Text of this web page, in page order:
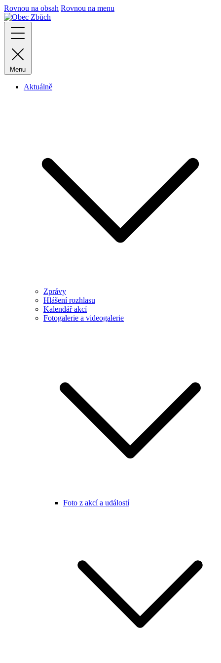
Rovnou na obsah Rovnou na menu
Menu
Aktuálně
Zprávy
Hlášení rozhlasu
Kalendář akcí
Fotogalerie a videogalerie
Foto z akcí a událostí